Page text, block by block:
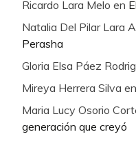
Ricardo Lara Melo en
Natalia Del Pilar Lara
Perasha
Gloria Elsa Páez
Mireya Herrera Silva en
Maria Lucy Osorio
generación que creyó